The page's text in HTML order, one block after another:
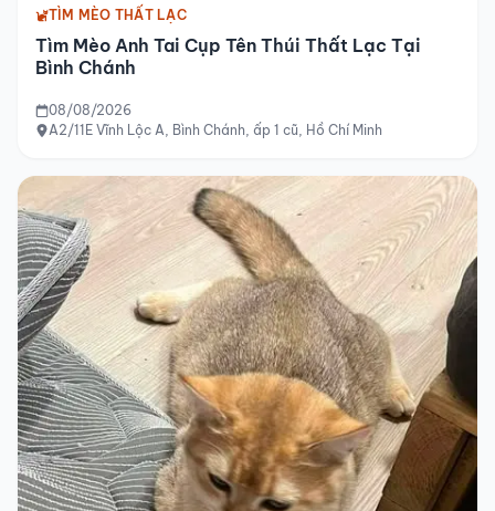
TÌM MÈO THẤT LẠC
Tìm Mèo Anh Tai Cụp Tên Thúi Thất Lạc Tại
Bình Chánh
08/08/2026
A2/11E Vĩnh Lộc A, Bình Chánh, ấp 1 cũ, Hồ Chí Minh